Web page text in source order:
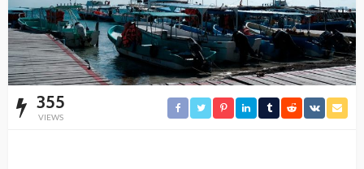
355
VIEWS